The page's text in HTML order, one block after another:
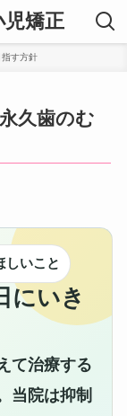
児矯正
す方針
久歯のむ
しいこと
にいき
て治療する
当院は抑制